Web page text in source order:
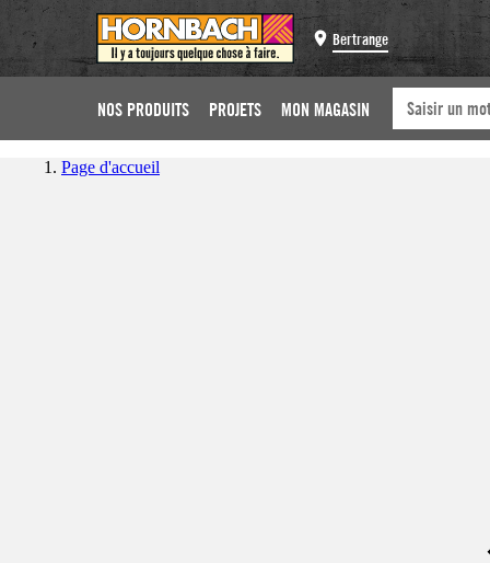
Bertrange
NOS PRODUITS PROJETS MON MAGASIN
Page d'accueil